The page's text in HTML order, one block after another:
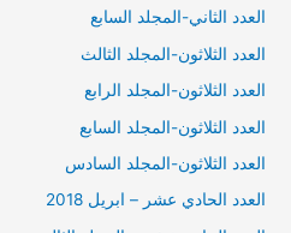
العدد الثاني-المجلد السابع
العدد الثلاثون-المجلد الثالث
العدد الثلاثون-المجلد الرابع
العدد الثلاثون-المجلد السابع
العدد الثلاثون-المجلد السادس
العدد الحادي عشر – ابريل 2018